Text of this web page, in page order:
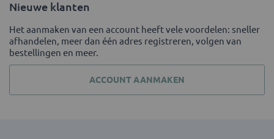
Nieuwe klanten
Het aanmaken van een account heeft vele voordelen: sneller
afhandelen, meer dan één adres registreren, volgen van
bestellingen en meer.
ACCOUNT AANMAKEN